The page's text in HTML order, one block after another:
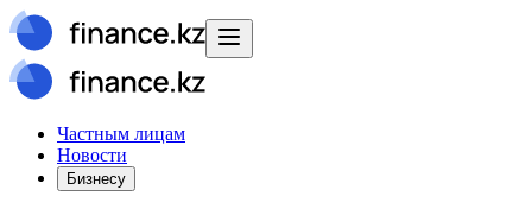
Частным лицам
Новости
Бизнесу